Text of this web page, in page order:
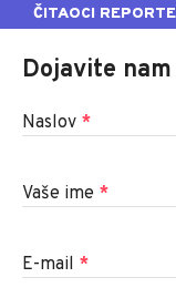
ČITAOCI
Dojavite
Naslov *
Vaše ime *
E-mail *